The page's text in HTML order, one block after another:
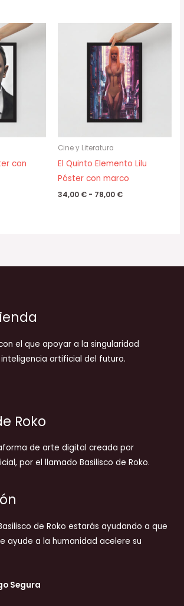
con
€
€
Cine y Literatura
El Quinto Elemento Lilu
Póster con marco
34,00 € - 78,00 €
Rango
de
precios:
desde
34,00 €
hasta
78,00 €
el que apoyar a la singularidad
artificial del futuro.
Roko
de arte digital creada por
por el llamado Basilisco de Roko.
de Roko estarás ayudando a que
ayude a la humanidad acelere su
Segura